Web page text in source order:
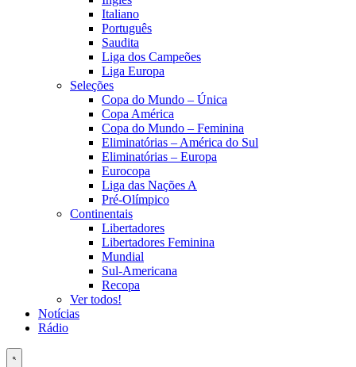
Italiano
Português
Saudita
Liga dos Campeões
Liga Europa
Seleções
Copa do Mundo – Única
Copa América
Copa do Mundo – Feminina
Eliminatórias – América do Sul
Eliminatórias – Europa
Eurocopa
Liga das Nações A
Pré-Olímpico
Continentais
Libertadores
Libertadores Feminina
Mundial
Sul-Americana
Recopa
Ver todos!
Notícias
Rádio